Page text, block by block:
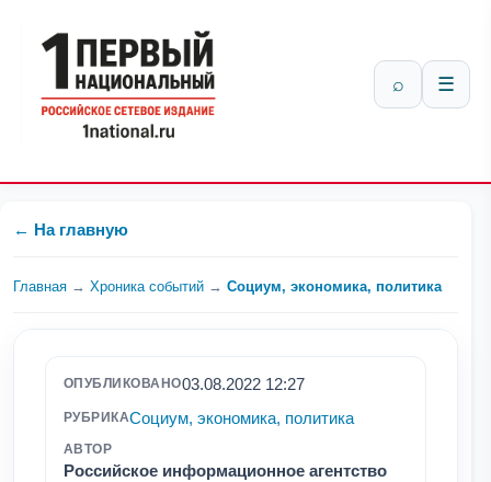
⌕ ☰
← На главную
Главная → Хроника событий → Социум, экономика, политика
ОПУБЛИКОВАНО03.08.2022 12:27
РУБРИКАСоциум, экономика, политика
АВТОР
Российское информационное агентство